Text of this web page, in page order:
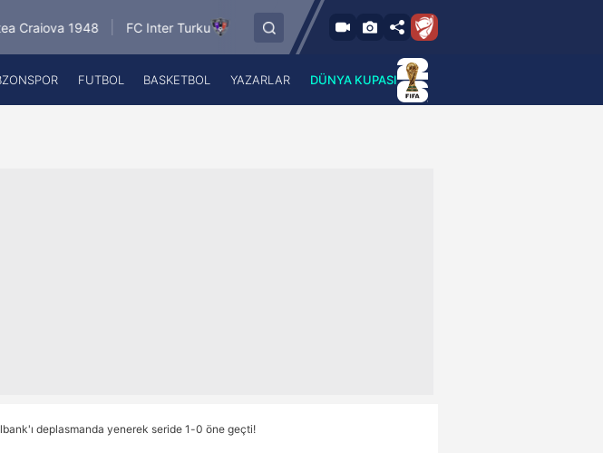
1948 FC Inter Turku
6.8.2026 - Per
18:00
FC Vaduz Jagiellonia Bialystok
A Haber Radyo
FUTBOL BASKETBOL YAZARLAR DÜNYA KUPASI
deplasmanda yenerek seride 1-0 öne geçti!